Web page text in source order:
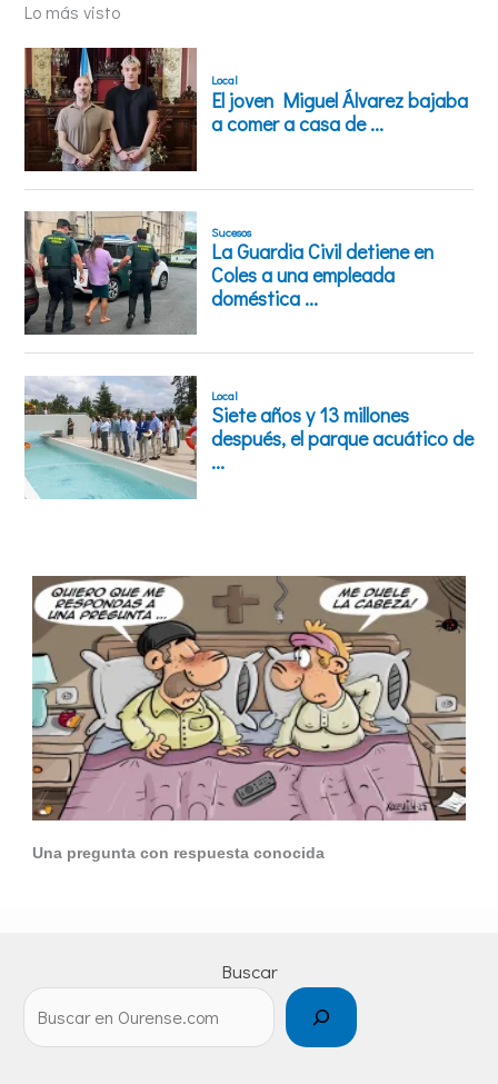
Lo más visto
Una pregunta con respuesta conocida
Buscar